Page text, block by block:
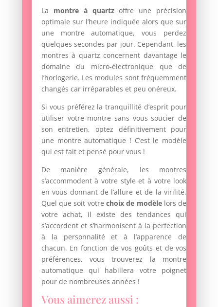
La montre à quartzoffre une précision
optimale sur l’heure indiquée alors que sur
une montre automatique, vous perdez
quelques secondes par jour. Cependant, les
montres à quartz concernent davantage le
domaine du micro-électronique que de
l’horlogerie. Les modules sont fréquemment
changés car irréparables et peu onéreux.
Si vous préférez la tranquillité d’esprit pour
utiliser votre montre sans vous soucier de
son entretien, optez définitivement pour
une montre automatique ! C’est le modèle
qui est fait et pensé pour vous !
De manière générale, les montres
s’accommodent à votre style et à votre look
en vous donnant de l’allure et de la virilité.
Quel que soit votre choix de modèlelors de
votre achat, il existe des tendances qui
s’accordent et s’harmonisent à la perfection
à la personnalité et à l’apparence de
chacun. En fonction de vos goûts et de vos
préférences, vous trouverez la montre
automatique qui habillera votre poignet
pour de nombreuses années !
Vous aimerez aussi :